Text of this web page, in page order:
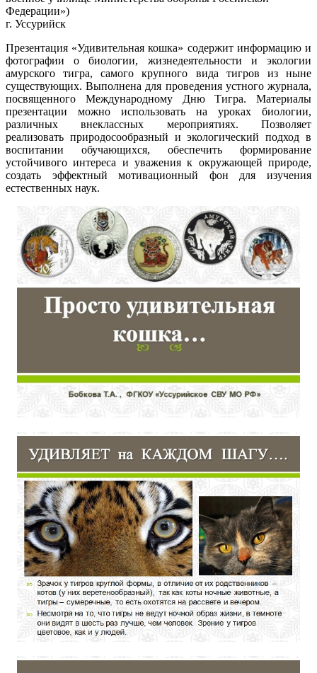
Федерации»)
г. Уссурийск
Презентация «Удивительная кошка» содержит информацию и
фотографии о биологии, жизнедеятельности и экологии
амурского тигра, самого крупного вида тигров из ныне
существующих. Выполнена для проведения устного журнала,
посвященного Международному Дню Тигра. Материалы
презентации можно использовать на уроках биологии,
различных внеклассных мероприятиях. Позволяет
реализовать природосообразный и экологический подход в
воспитании обучающихся, обеспечить формирование
устойчивого интереса и уважения к окружающей природе,
создать эффектный мотивационный фон для изучения
естественных наук.